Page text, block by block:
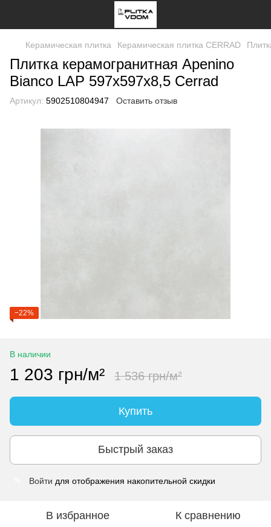
Керамическая плитка Керамическая плитка CERRAD
Плитка керамогранитная Apenino
Bianco LAP 597x597x8,5 Cerrad
Артикул: 5902510804947 Оставить отзыв
−22%
В наличии
1 203 грн/м² 1 536 грн/м²
Купить
Быстрый заказ
Войти для отображения накопительной скидки
В избранное К сравнению